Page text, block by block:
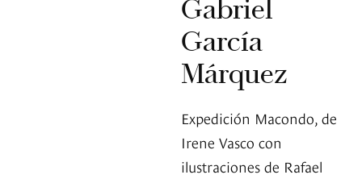
Gabriel
García
Márquez
Expedición Macondo, de
Irene Vasco con
ilustraciones de Rafael